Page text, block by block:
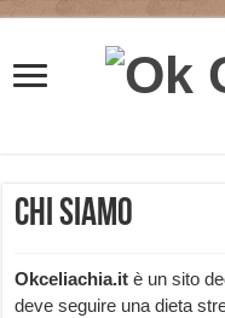
Chi Siamo
Okceliachia.it è un sito
deve seguire una dieta